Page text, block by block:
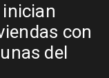
a
costear
de niño
Corto